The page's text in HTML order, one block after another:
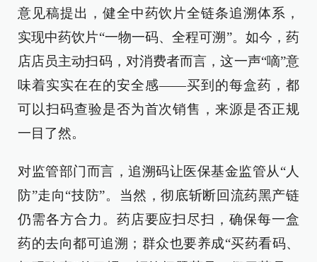
意见稿提出，健全中药饮片全链条追溯体系，
实现中药饮片“一物一码、全程可溯”。如今，药
店店员主动扫码，对消费者而言，这一声“嘀”意
味着实实在在的安全感——买到的每盒药，都
可以扫码查验是否为首次销售，来源是否正规
一目了然。
对监管部门而言，追溯码让医保基金监管从“人
防”走向“技防”。当然，彻底斩断回流药黑产链
仍需各方合力。药店要应扫尽扫，确保每一盒
药的去向都可追溯；群众也要养成“买药看码、